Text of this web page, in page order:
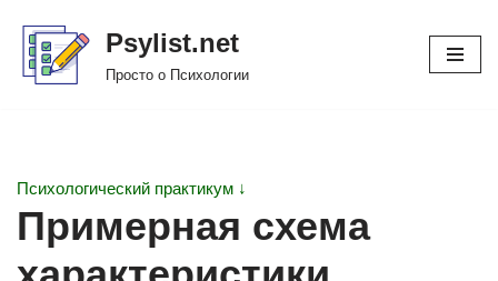
Перейти
Psylist.net
Просто о Психологии
Психологический практикум ↓
Примерная схема